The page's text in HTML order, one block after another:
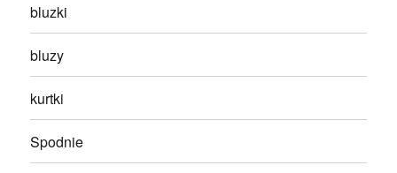
bluzki
bluzy
kurtki
Spodnie